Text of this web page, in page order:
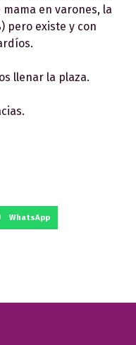
en varones, la
pero existe y con
llenar la plaza.
WhatsApp